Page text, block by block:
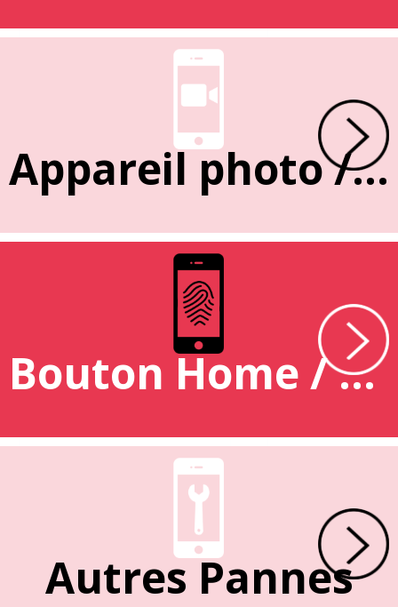
Appareil photo / caméra
Bouton Home / Empreinte
Autres Pannes